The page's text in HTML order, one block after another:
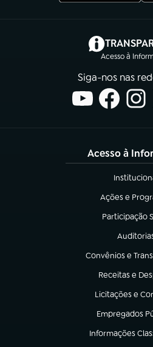
Acesso à
Siga-nos nas
Acesso à
(abre em
Ações e
(abre em
Participação
(abre em
(abre em
Convênios e
(abre em nova
Receitas e
(abre em nova
Licitações e
(abre em nova
Empregados
(abre em nova
Informações
(abre em nova